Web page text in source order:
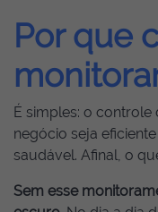
Por que
É simples: o
negócio seja
saudável. Afinal, o
Sem esse